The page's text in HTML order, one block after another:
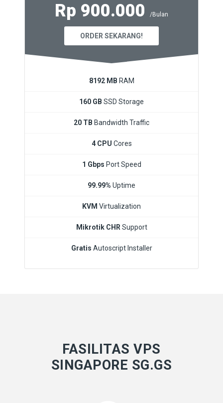
Rp 900.000 /Bulan
ORDER SEKARANG!
8192 MB RAM
160 GB SSD Storage
20 TB Bandwidth Traffic
4 CPU Cores
1 Gbps Port Speed
99.99% Uptime
KVM Virtualization
Mikrotik CHR Support
Gratis Autoscript Installer
FASILITAS VPS
SINGAPORE SG.GS